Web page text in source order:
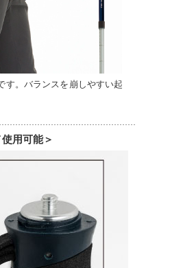
す。バランスを崩しやすい起
用可能＞